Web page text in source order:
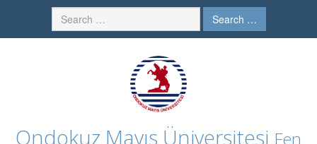
Search …
Ondokuz Mayıs Üniversitesi Fen